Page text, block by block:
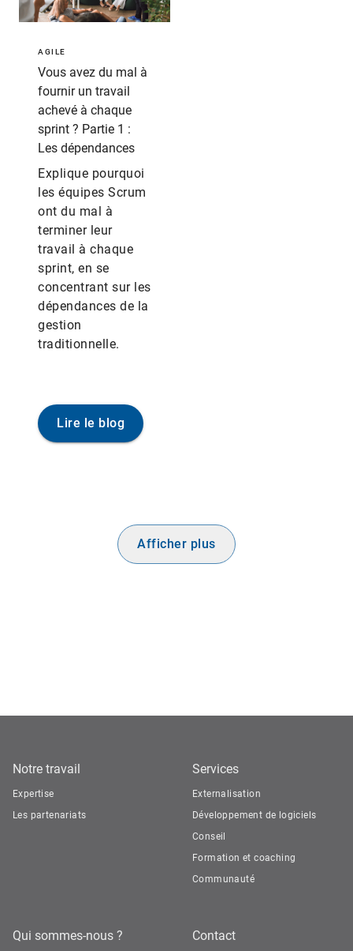
AGILE
Vous avez du mal à
fournir un travail
achevé à chaque
sprint ? Partie 1 :
Les dépendances
Explique pourquoi
les équipes Scrum
ont du mal à
terminer leur
travail à chaque
sprint, en se
concentrant sur les
dépendances de la
gestion
traditionnelle.
Lire le blog
Afficher plus
Notre travail
Expertise
Les partenariats
Services
Externalisation
Développement de logiciels
Conseil
Formation et coaching
Communauté
Qui sommes-nous ? Contact